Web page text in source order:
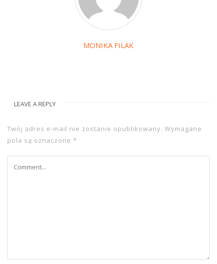
MONIKA FILAK
LEAVE A REPLY
Twój adres e-mail nie zostanie opublikowany. Wymagane
pola są oznaczone *